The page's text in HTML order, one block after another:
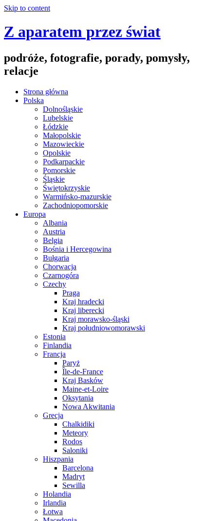
Skip to content
Z aparatem przez świat
podróże, fotografie, porady, pomysły,
relacje
Strona główna
Polska
Dolnośląskie
Lubelskie
Łódzkie
Małopolskie
Mazowieckie
Opolskie
Podkarpackie
Pomorskie
Śląskie
Świętokrzyskie
Warmińsko-mazurskie
Zachodniopomorskie
Europa
Albania
Austria
Belgia
Bośnia i Hercegowina
Bułgaria
Chorwacja
Czarnogóra
Czechy
Praga
Kraj hradecki
Kraj liberecki
Kraj morawsko-śląski
Kraj południowomorawski
Estonia
Finlandia
Francja
Paryż
Île-de-France
Kraj Basków
Maine-et-Loire
Oksytania
Nowa Akwitania
Grecja
Chalkidiki
Meteory
Rodos
Saloniki
Hiszpania
Barcelona
Madryt
Sewilla
Holandia
Irlandia
Łotwa